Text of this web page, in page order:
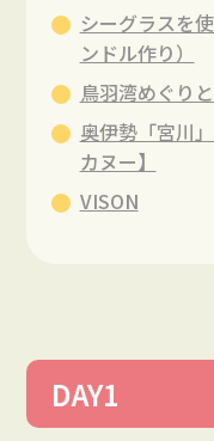
シーグラスを
ンドル作り）
鳥羽湾めぐり
奥伊勢「宮川
カヌー】
VISON
DAY1